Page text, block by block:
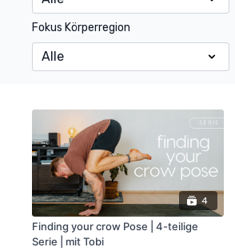
Fokus Körperregion
4
Finding your crow Pose | 4-teilige
Serie | mit Tobi